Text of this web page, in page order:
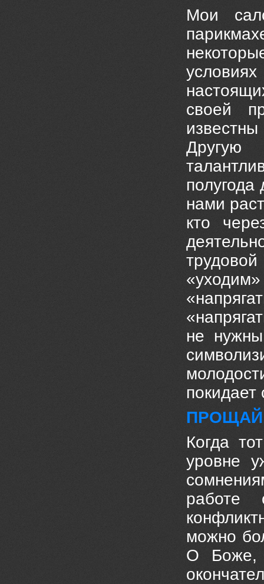
Мои
своей
Другую
нами
кто
не
Когда
уровне
работе
можно
О Боже,